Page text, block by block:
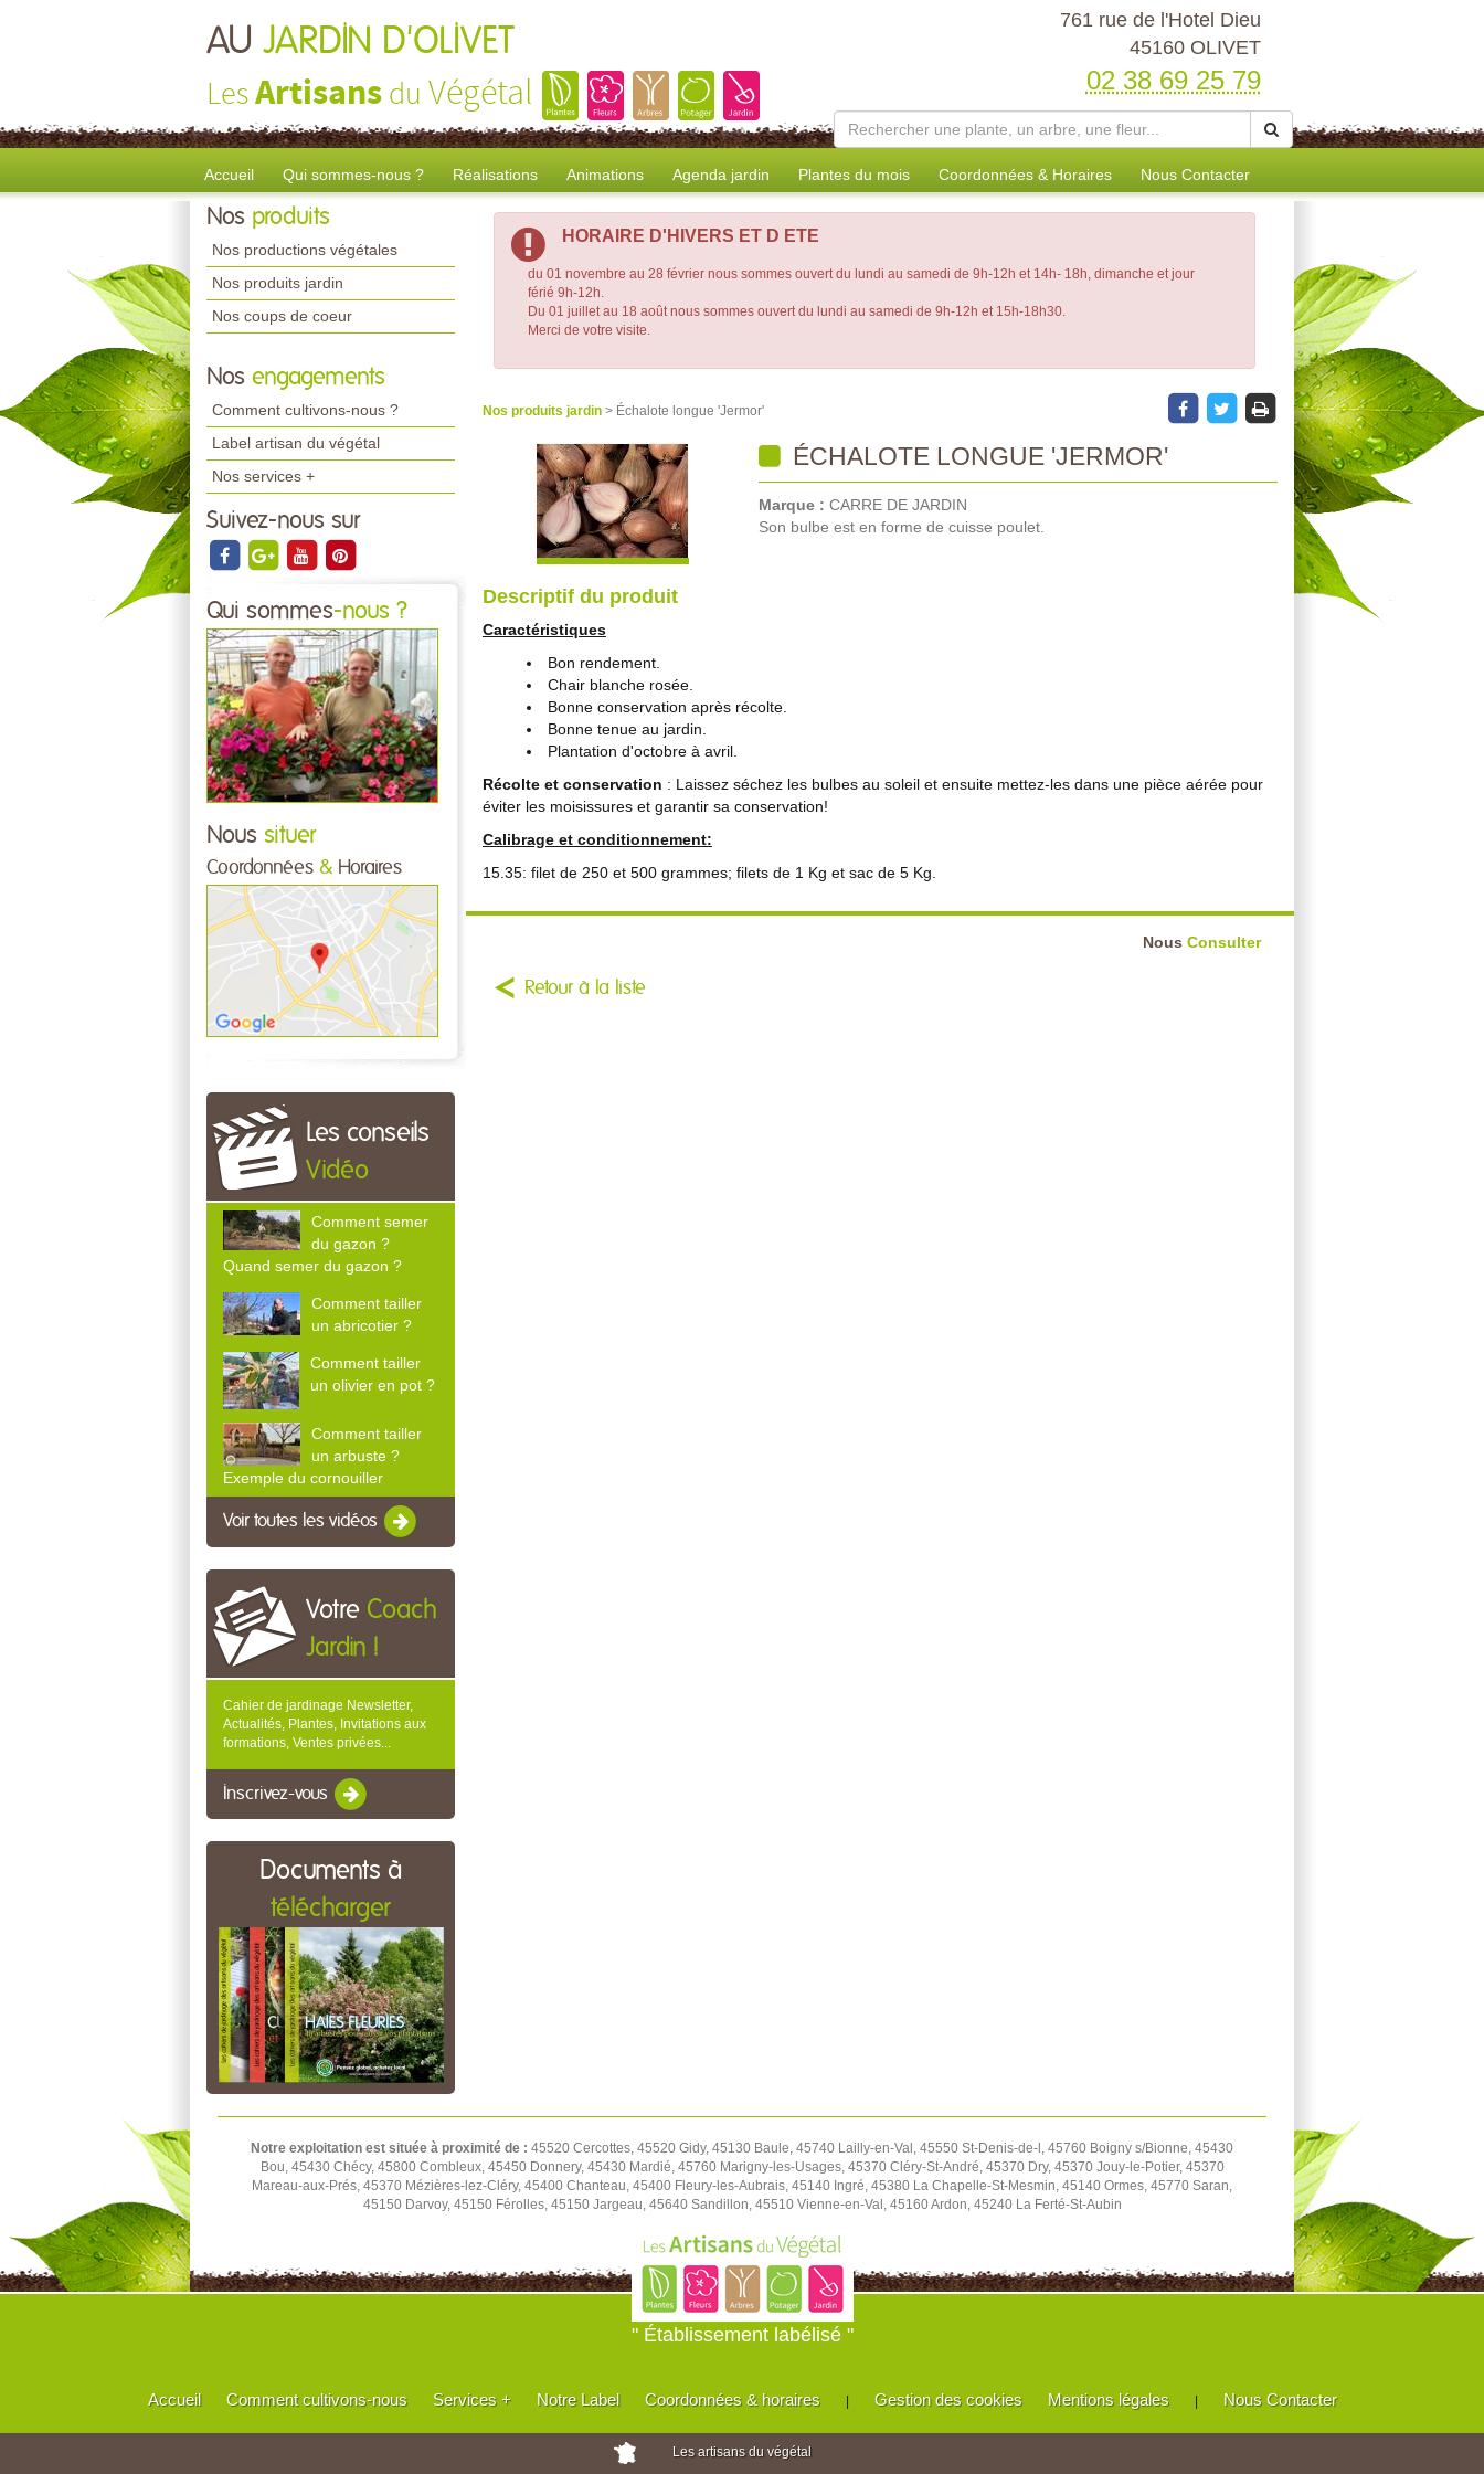
AU JARDIN D'OLIVET
LesArtisans du Végétal
761 rue de l'Hotel Dieu
45160 OLIVET
02 38 69 25 79
Accueil Qui sommes-nous ? Réalisations Animations Agenda jardin Plantes du mois Coordonnées & Horaires Nous Contacter
Nos produits
Nos productions végétales
Nos produits jardin
Nos coups de coeur
Nos engagements
Comment cultivons-nous ?
Label artisan du végétal
Nos services +
Suivez-nous sur
Qui sommes-nous ?
Nous situer
Coordonnées & Horaires
Les conseils
Vidéo
Comment semer
du gazon ?
Quand semer du gazon ?
Comment tailler
un abricotier ?
Comment tailler
un olivier en pot ?
Comment tailler
un arbuste ?
Exemple du cornouiller
Voir toutes les vidéos
Votre Coach
Jardin !
Cahier de jardinage Newsletter,
Actualités, Plantes, Invitations aux
formations, Ventes privées...
Inscrivez-vous
Documents à
télécharger
HORAIRE D'HIVERS ET D ETE
du 01 novembre au 28 février nous sommes ouvert du lundi au samedi de 9h-12h et 14h- 18h, dimanche et jour
férié 9h-12h.
Du 01 juillet au 18 août nous sommes ouvert du lundi au samedi de 9h-12h et 15h-18h30.
Merci de votre visite.
Nos produits jardin > Échalote longue 'Jermor'
ÉCHALOTE LONGUE 'JERMOR'
Marque : CARRE DE JARDIN
Son bulbe est en forme de cuisse poulet.
Descriptif du produit
Caractéristiques
Bon rendement.
Chair blanche rosée.
Bonne conservation après récolte.
Bonne tenue au jardin.
Plantation d'octobre à avril.
Récolte et conservation : Laissez séchez les bulbes au soleil et ensuite mettez-les dans une pièce aérée pour
éviter les moisissures et garantir sa conservation!
Calibrage et conditionnement:
15.35: filet de 250 et 500 grammes; filets de 1 Kg et sac de 5 Kg.
Nous Consulter
Retour à la liste
Notre exploitation est située à proximité de : 45520 Cercottes, 45520 Gidy, 45130 Baule, 45740 Lailly-en-Val, 45550 St-Denis-de-l, 45760 Boigny s/Bionne, 45430
Bou, 45430 Chécy, 45800 Combleux, 45450 Donnery, 45430 Mardié, 45760 Marigny-les-Usages, 45370 Cléry-St-André, 45370 Dry, 45370 Jouy-le-Potier, 45370
Mareau-aux-Prés, 45370 Mézières-lez-Cléry, 45400 Chanteau, 45400 Fleury-les-Aubrais, 45140 Ingré, 45380 La Chapelle-St-Mesmin, 45140 Ormes, 45770 Saran,
45150 Darvoy, 45150 Férolles, 45150 Jargeau, 45640 Sandillon, 45510 Vienne-en-Val, 45160 Ardon, 45240 La Ferté-St-Aubin
" Établissement labélisé "
Accueil Comment cultivons-nous Services + Notre Label Coordonnées & horaires Gestion des cookies Mentions légales Nous Contacter
Les artisans du végétal